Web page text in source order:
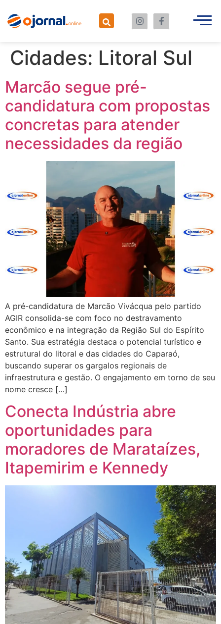
Cidades: Litoral Sul
Marcão segue pré-
candidatura com propostas
concretas para atender
necessidades da região
A pré-candidatura de Marcão Vivácqua pelo partido
AGIR consolida-se com foco no destravamento
econômico e na integração da Região Sul do Espírito
Santo. Sua estratégia destaca o potencial turístico e
estrutural do litoral e das cidades do Caparaó,
buscando superar os gargalos regionais de
infraestrutura e gestão. O engajamento em torno de seu
nome cresce […]
Conecta Indústria abre
oportunidades para
moradores de Marataízes,
Itapemirim e Kennedy